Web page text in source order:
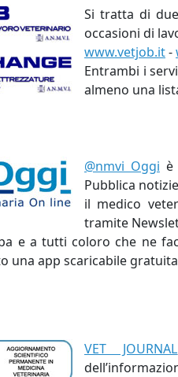
Si tratta di
occasioni di
www.vetjob.it-
Entrambi i
almeno una
@nmvi Oggi è
Pubblica
il medico
tramite
e a tutti coloro che ne
una app scaricabile
VET JOURNAL